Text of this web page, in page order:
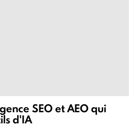
SEO et AEO qui
d'IA